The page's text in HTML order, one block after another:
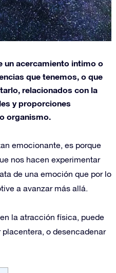
un acercamiento intimo o
que tenemos, o que
relacionados con la
y proporciones
organismo.
emocionante, es porque
nos hacen experimentar
de una emoción que por lo
a avanzar más allá.
la atracción física, puede
o desencadenar